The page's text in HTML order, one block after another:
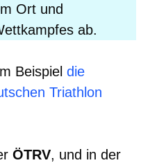
Ort und
ab.
Beispiel die
Triathlon
ÖTRV, und in der